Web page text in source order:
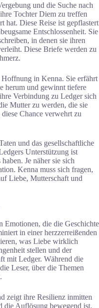
und die Suche nach
Tochter Diem zu treffen
hat. Diese Reise ist gepflastert
Entschlossenheit. Sie
in denen sie ihren
Diese Briefe werden zu
in Kenna. Sie erfährt
herum und gewinnt tiefere
Verbindung zu Ledger sich
Mutter zu werden, die sie
Chance verwehrt zu
und das gesellschaftliche
Unterstützung ist
Je näher sie sich
Kenna muss sich fragen,
Liebe, Mutterschaft und
Emotionen, die die Geschichte
in einer herzzerreißenden
was Liebe wirklich
stellen und der
mit Ledger. Während die
Leser, über die Themen
zeigt ihre Resilienz inmitten
die Auflösung bewegend ist,